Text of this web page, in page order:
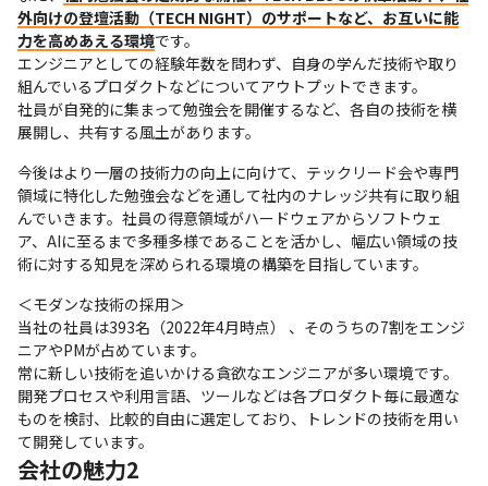
外向けの登壇活動（TECH NIGHT）のサポートなど、お互いに能
力を高めあえる環境です。
エンジニアとしての経験年数を問わず、自身の学んだ技術や取り
組んでいるプロダクトなどについてアウトプットできます。
社員が自発的に集まって勉強会を開催するなど、各自の技術を横
展開し、共有する風土があります。
今後はより一層の技術力の向上に向けて、テックリード会や専門
領域に特化した勉強会などを通して社内のナレッジ共有に取り組
んでいきます。社員の得意領域がハードウェアからソフトウェ
ア、AIに至るまで多種多様であることを活かし、幅広い領域の技
術に対する知見を深められる環境の構築を目指しています。
＜モダンな技術の採用＞
当社の社員は393名（2022年4月時点） 、そのうちの7割をエンジ
ニアやPMが占めています。
常に新しい技術を追いかける貪欲なエンジニアが多い環境です。
開発プロセスや利用言語、ツールなどは各プロダクト毎に最適な
ものを検討、比較的自由に選定しており、トレンドの技術を用い
て開発しています。
会社の魅力2